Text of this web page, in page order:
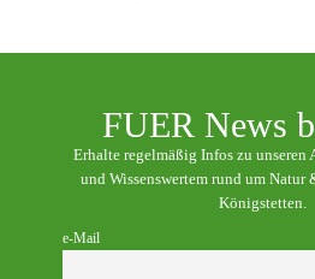
FUER News
Erhalte regelmäßig Infos zu
und Wissenswertem rund um
Königstetten.
e-Mail